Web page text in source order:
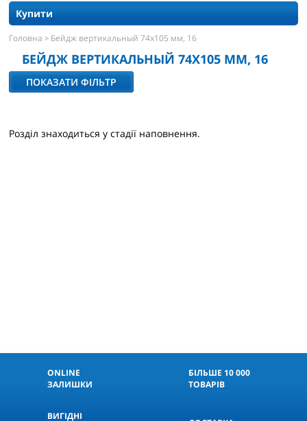
Купити
Головна > Бейдж вертикальный 74х105 мм, 16
БЕЙДЖ ВЕРТИКАЛЬНЫЙ 74Х105 ММ, 16
ПОКАЗАТИ ФІЛЬТР
Розділ знаходиться у стадії наповнення.
ONLINE
ЗАЛИШКИ
БІЛЬШЕ 10 000
ТОВАРІВ
ВИГІДНІ